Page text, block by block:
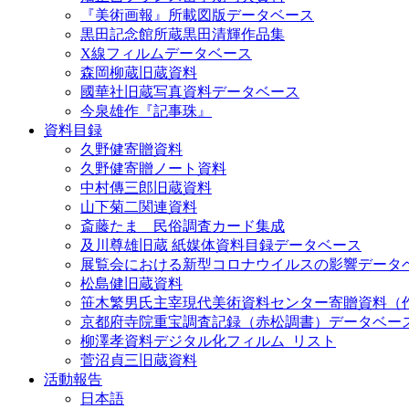
『美術画報』所載図版データベース
黒田記念館所蔵黒田清輝作品集
X線フィルムデータベース
森岡柳蔵旧蔵資料
國華社旧蔵写真資料データベース
今泉雄作『記事珠』
資料目録
久野健寄贈資料
久野健寄贈ノート資料
中村傳三郎旧蔵資料
山下菊二関連資料
斎藤たま 民俗調査カード集成
及川尊雄旧蔵 紙媒体資料目録データベース
展覧会における新型コロナウイルスの影響データ
松島健旧蔵資料
笹木繁男氏主宰現代美術資料センター寄贈資料（
京都府寺院重宝調査記録（赤松調書）データベー
柳澤孝資料デジタル化フィルム_リスト
菅沼貞三旧蔵資料
活動報告
日本語